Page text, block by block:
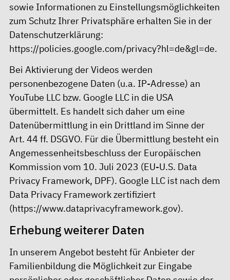
sowie Informationen zu Einstellungsmöglichkeiten
zum Schutz Ihrer Privatsphäre erhalten Sie in der
Datenschutzerklärung:
https://policies.google.com/privacy?hl=de&gl=de.
Bei Aktivierung der Videos werden
personenbezogene Daten (u.a. IP-Adresse) an
YouTube LLC bzw. Google LLC in die USA
übermittelt. Es handelt sich daher um eine
Datenübermittlung in ein Drittland im Sinne der
Art. 44 ff. DSGVO. Für die Übermittlung besteht ein
Angemessenheitsbeschluss der Europäischen
Kommission vom 10. Juli 2023 (EU-U.S. Data
Privacy Framework, DPF). Google LLC ist nach dem
Data Privacy Framework zertifiziert
(https://www.dataprivacyframework.gov).
Erhebung weiterer Daten
In unserem Angebot besteht für Anbieter der
Familienbildung die Möglichkeit zur Eingabe